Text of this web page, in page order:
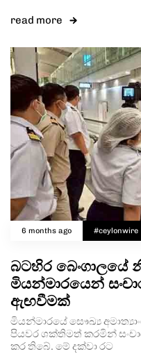
read more
6 months ago #ceylonwire
බටහිර බෙංගාලයේ
මියන්මාරයෙන්
ඇඟවීමක්
මියන්මාරයේ සෞඛ්‍ය
පියවර ශක්තිමත් කරමින්
කර තිබේ. මේ දක්වා රට